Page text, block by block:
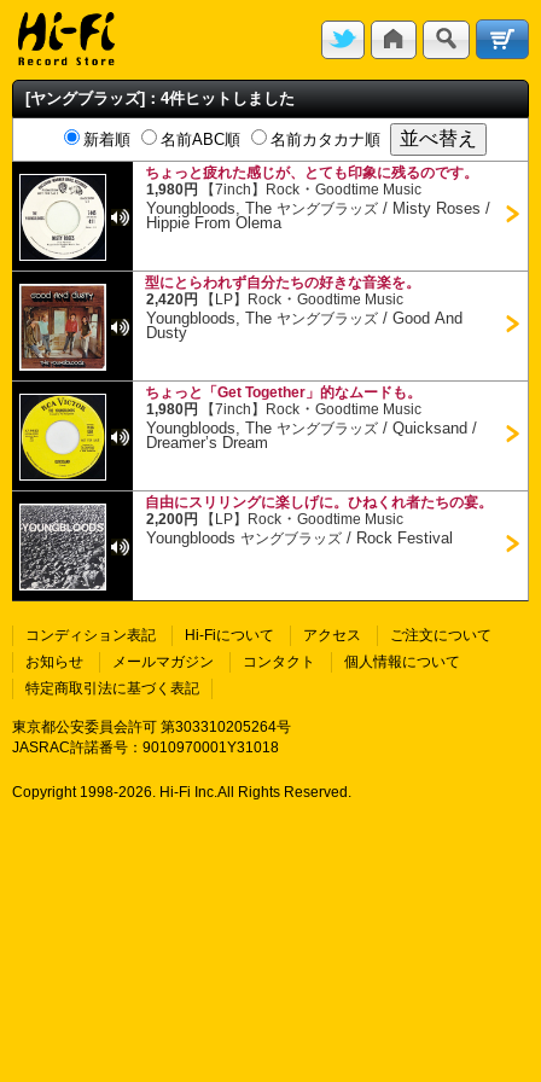
[ヤングブラッズ]：4件ヒットしました
新着順 名前ABC順 名前カタカナ順
ちょっと疲れた感じが、とても印象に残るのです。
1,980円
【7inch】 Rock ・Goodtime Music
Youngbloods, The ヤングブラッズ / Misty Roses /
Hippie From Olema
型にとらわれず自分たちの好きな音楽を。
2,420円
【LP】 Rock ・Goodtime Music
Youngbloods, The ヤングブラッズ /Good And
Dusty
ちょっと「Get Together」的なムードも。
1,980円
【7inch】 Rock ・Goodtime Music
Youngbloods, The ヤングブラッズ /Quicksand /
Dreamer’s Dream
自由にスリリングに楽しげに。ひねくれ者たちの宴。
2,200円
【LP】 Rock ・Goodtime Music
Youngbloods ヤングブラッズ / Rock Festival
コンディション表記 Hi-Fiについて アクセス
ご注文について
お知らせ
メールマガジン コンタクト
個人情報について
特定商取引法に基づく表記
東京都公安委員会許可 第303310205264号
JASRAC許諾番号：9010970001Y31018
Copyright 1998-2026. Hi-Fi Inc.All Rights Reserved.